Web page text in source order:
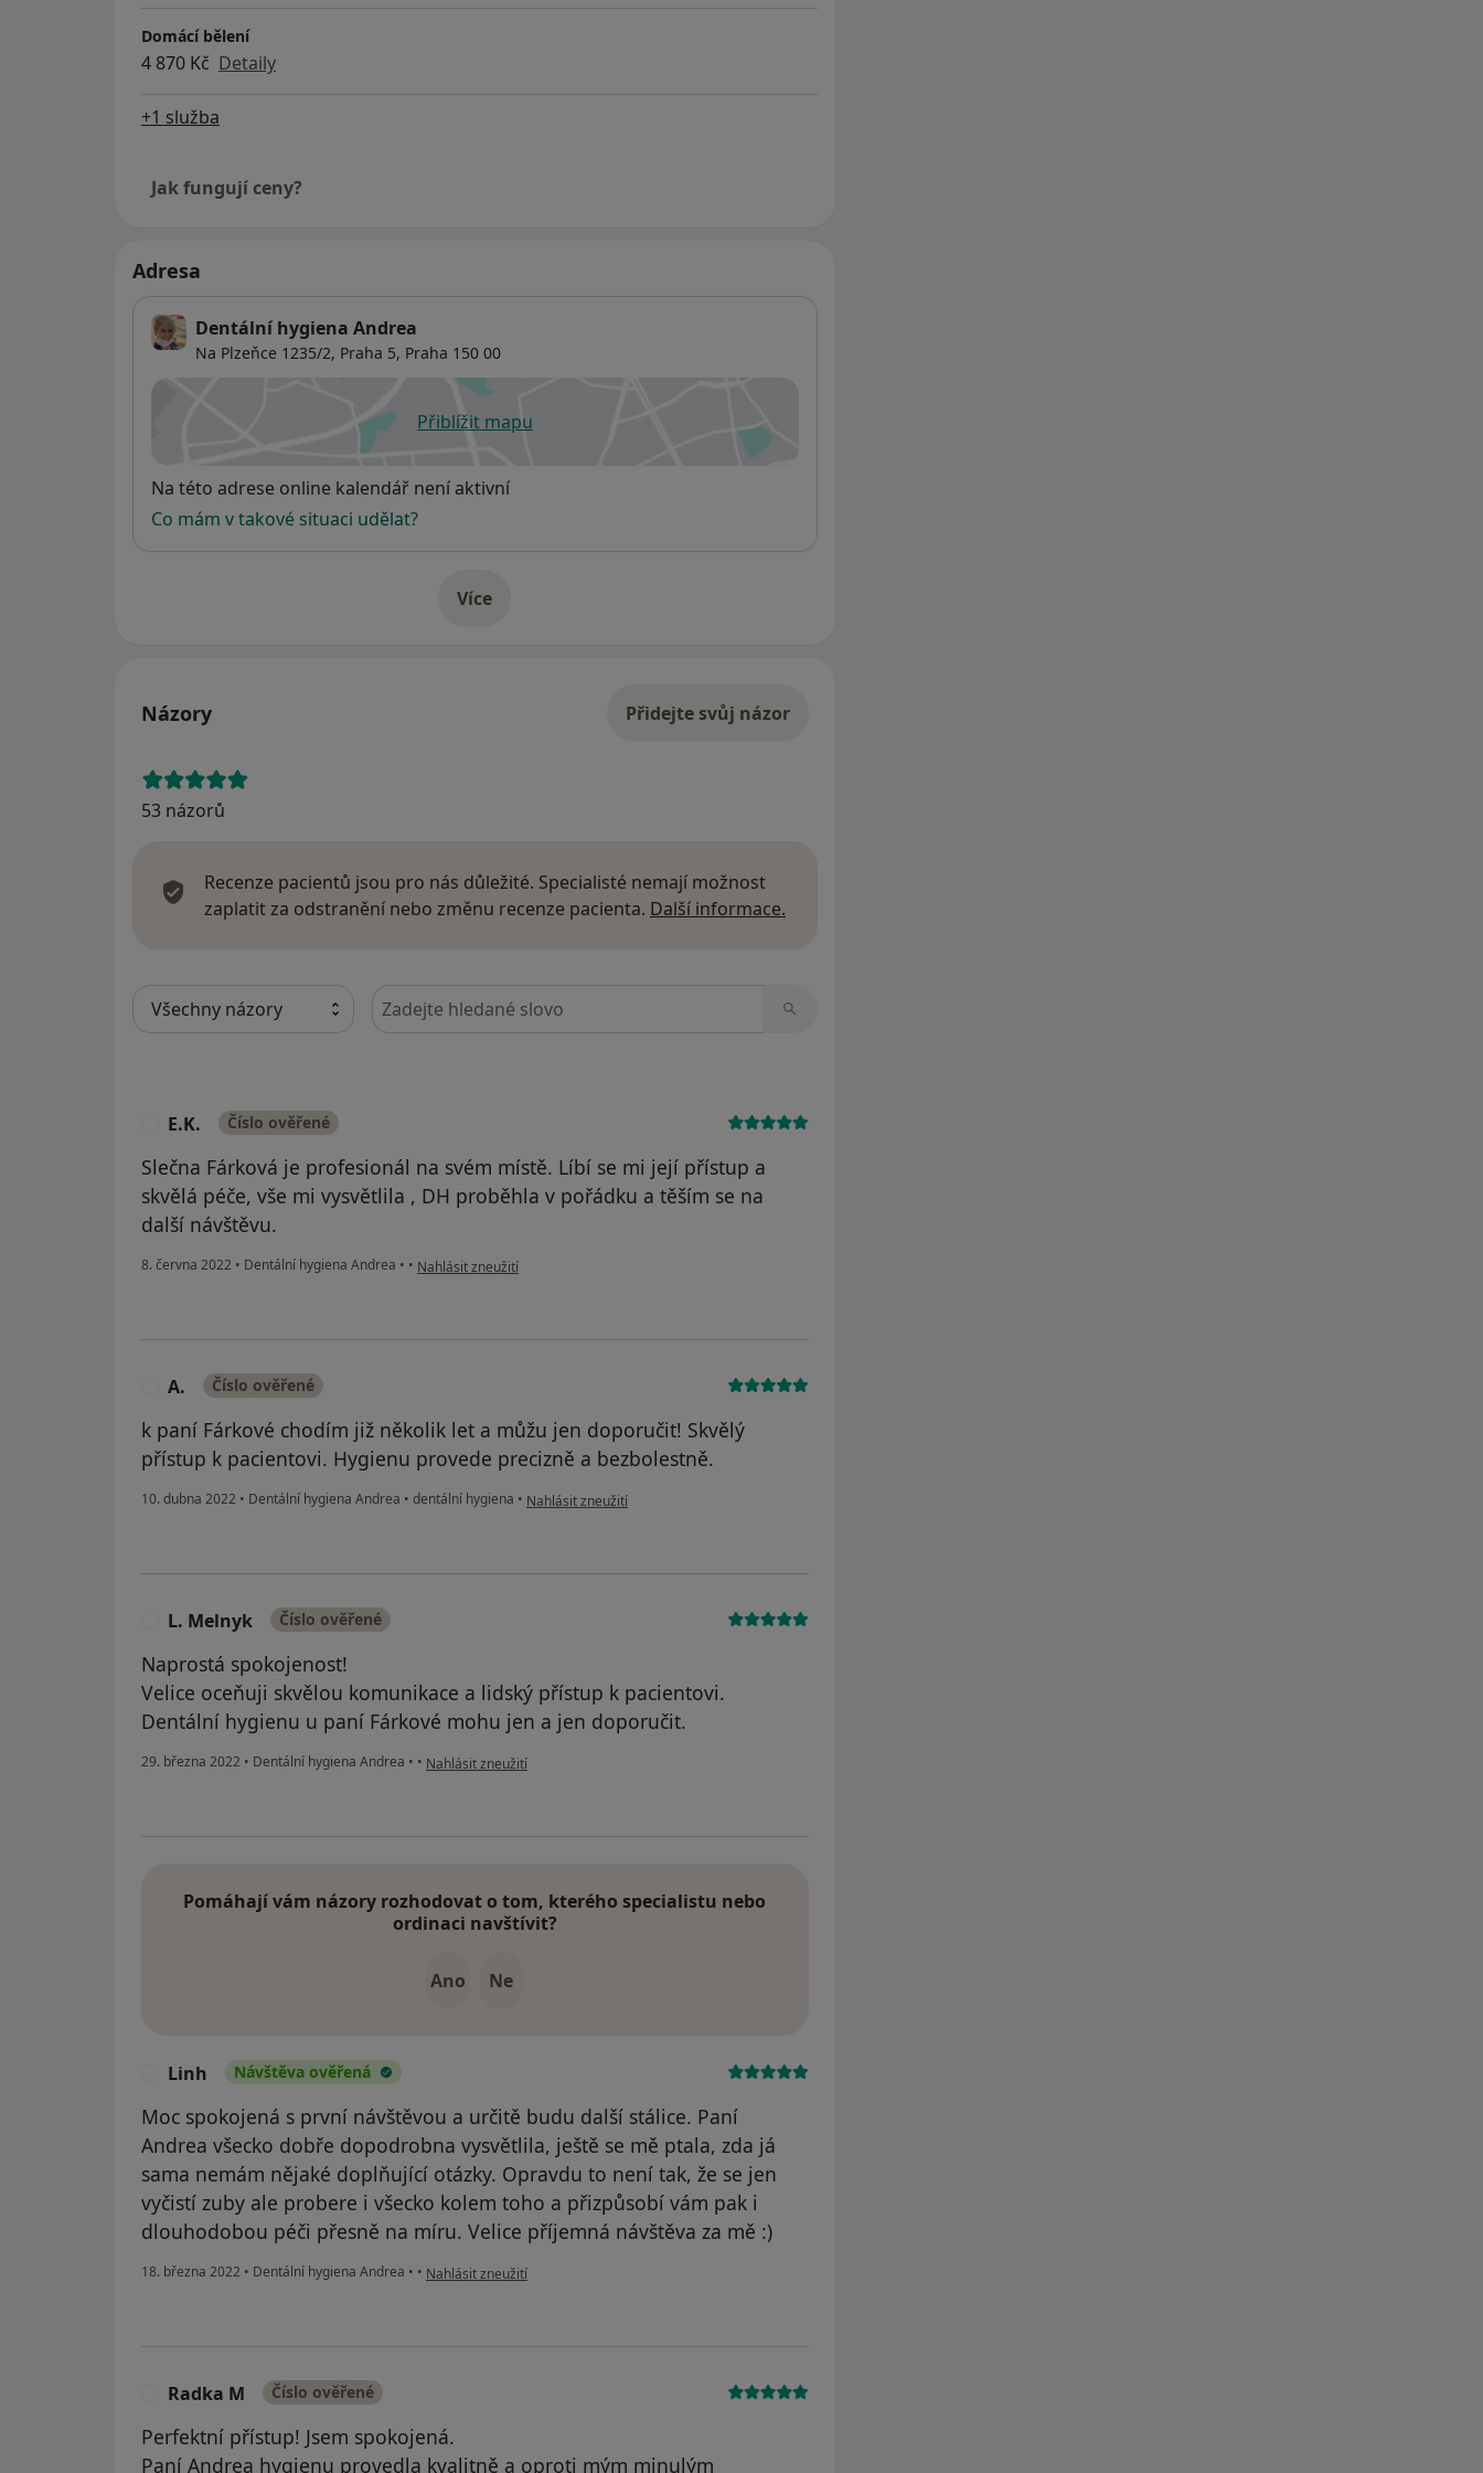
Domácí bělení
4 870 Kč Detaily
+1 služba
Jak fungují ceny?
Adresa
Dentální hygiena Andrea
Na Plzeňce 1235/2, Praha 5, Praha 150 00
Přiblížit mapuse otevře v nové záložce
Dostupnost
Na této adrese online kalendář není aktivní
Co mám v takové situaci udělat?
Víceo adrese
Názory Přidejte svůj názor
53 názorů
Recenze pacientů jsou pro nás důležité. Specialisté nemají možnost
zaplatit za odstranění nebo změnu recenze pacienta. Další informace.
Hledejte v názorech
E.K. Číslo ověřené
Slečna Fárková je profesionál na svém místě. Líbí se mi její přístup a
skvělá péče, vše mi vysvětlila , DH proběhla v pořádku a těším se na
další návštěvu.
8. června 2022 • Dentální hygiena Andrea • • podle názoru uživatele E.K.
Nahlásit zneužití
A. Číslo ověřené
k paní Fárkové chodím již několik let a můžu jen doporučit! Skvělý
přístup k pacientovi. Hygienu provede precizně a bezbolestně.
10. dubna 2022 • Dentální hygiena Andrea • dentální hygiena • podle názoru uživatele A.
Nahlásit zneužití
L. Melnyk Číslo ověřené
Naprostá spokojenost!
Velice oceňuji skvělou komunikace a lidský přístup k pacientovi.
Dentální hygienu u paní Fárkové mohu jen a jen doporučit.
29. března 2022 • Dentální hygiena Andrea • • podle názoru uživatele L. Melnyk
Nahlásit zneužití
Pomáhají vám názory rozhodovat o tom, kterého specialistu nebo
ordinaci navštívit?
Ano Ne
Linh Návštěva ověřená
Moc spokojená s první návštěvou a určitě budu další stálice. Paní
Andrea všecko dobře dopodrobna vysvětlila, ještě se mě ptala, zda já
sama nemám nějaké doplňující otázky. Opravdu to není tak, že se jen
vyčistí zuby ale probere i všecko kolem toho a přizpůsobí vám pak i
dlouhodobou péči přesně na míru. Velice příjemná návštěva za mě :)
18. března 2022 • Dentální hygiena Andrea • • podle názoru uživatele Linh
Nahlásit zneužití
Radka M Číslo ověřené
Perfektní přístup! Jsem spokojená.
Paní Andrea hygienu provedla kvalitně a oproti mým minulým